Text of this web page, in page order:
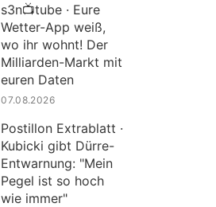
s3n📺tube · Eure
Wetter-App weiß,
wo ihr wohnt! Der
Milliarden-Markt mit
euren Daten
07.08.2026
Postillon Extrablatt ·
Kubicki gibt Dürre-
Entwarnung: "Mein
Pegel ist so hoch
wie immer"